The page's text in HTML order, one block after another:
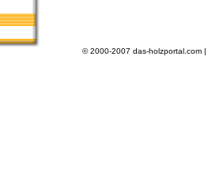
© 2000-2007 das-holzportal.com |